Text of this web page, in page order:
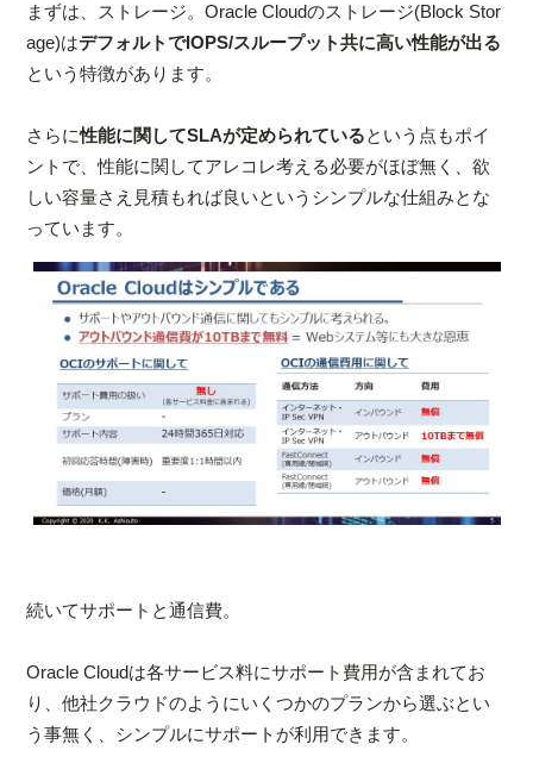
まずは、ストレージ。Oracle Cloudのストレージ(Block Stor
age)はデフォルトでIOPS/スループット共に高い性能が出る
という特徴があります。
さらに性能に関してSLAが定められているという点もポイ
ントで、性能に関してアレコレ考える必要がほぼ無く、欲
しい容量さえ見積もれば良いというシンプルな仕組みとな
っています。
続いてサポートと通信費。
Oracle Cloudは各サービス料にサポート費用が含まれてお
り、他社クラウドのようにいくつかのプランから選ぶとい
う事無く、シンプルにサポートが利用できます。